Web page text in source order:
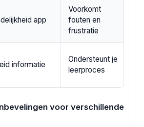
app
Voorkomt
fouten en
frustratie
informatie
Ondersteunt je
leerproces
voor verschillende